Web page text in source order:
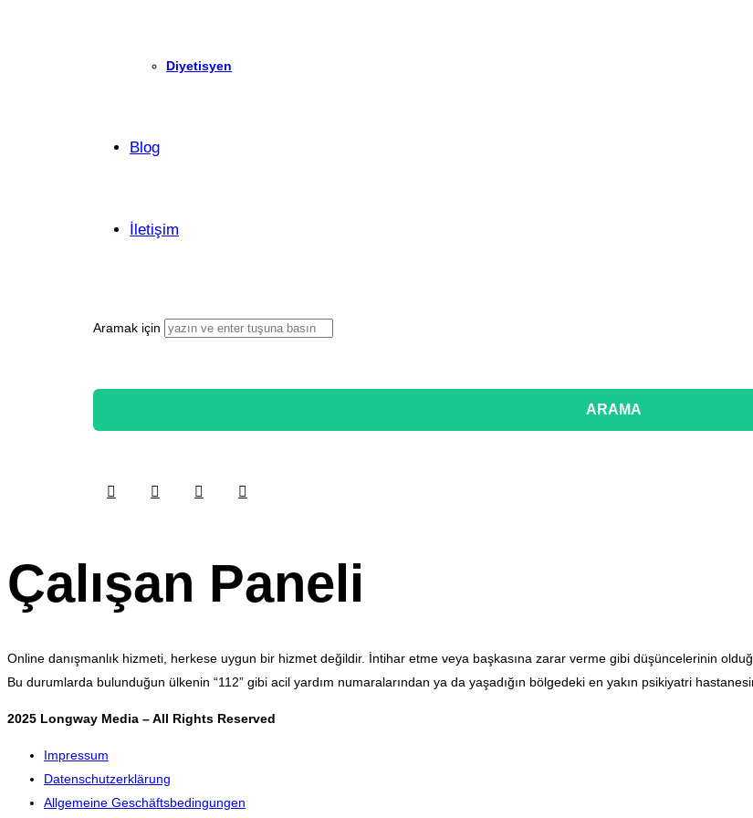
Diyetisyen
Blog
İletişim
Aramak için
Çalışan Paneli
Online danışmanlık hizmeti, herkese uygun bir hizmet değildir. İntihar etme veya başkasına zarar verme gibi düşüncelerinin
Bu durumlarda bulunduğun ülkenin “112” gibi acil yardım numaralarından ya da yaşadığın bölgedeki en yakın psikiyatri
2025 Longway Media – All Rights Reserved
Impressum
Datenschutzerklärung
Allgemeine Geschäftsbedingungen